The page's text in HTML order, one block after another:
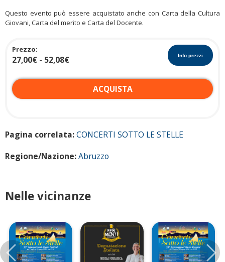
Questo evento può essere acquistato anche con Carta della Cultura
Giovani, Carta del merito e Carta del Docente.
Prezzo:
27,00€ - 52,08€ Info prezzi
ACQUISTA
c
e
e
V
e
Pagina correlata:CONCERTI SOTTO LE STELLE
Regione/Nazione:Abruzzo
Nelle vicinanze
Precedente